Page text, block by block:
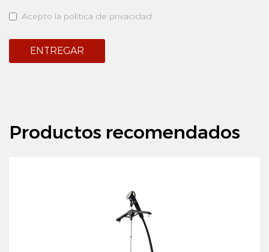
Acepto la política de privacidad
ENTREGAR
Productos recomendados